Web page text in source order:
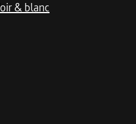
& blanc